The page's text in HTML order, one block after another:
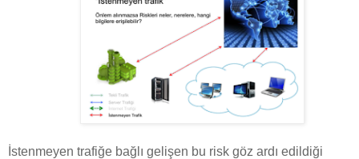
İstenmeyen trafiğe bağlı gelişen bu risk göz ardı edildiği